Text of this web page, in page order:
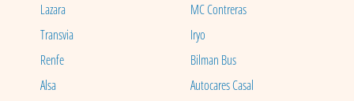
Lazara
MC Contreras
Transvia
Iryo
Renfe
Bilman Bus
Alsa
Autocares Casal